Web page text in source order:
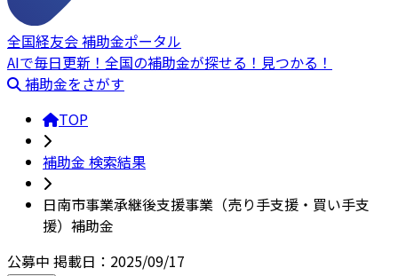
全国経友会 補助金ポータル
AIで毎日更新！全国の補助金が探せる！見つかる！
補助金をさがす
TOP
補助金 検索結果
日南市事業承継後支援事業（売り手支援・買い手支
援）補助金
公募中 掲載日：2025/09/17